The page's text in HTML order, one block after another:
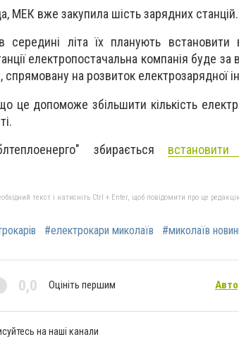
МЕК вже закупила шість зарядних станцій.
літа їх планують встановити
електропостачальна компанія буде за
спрямовану на розвиток електрозарядної
це допоможе збільшити кількість
збирається
текст і натисніть Ctrl + Enter, щоб повідомити про це
#електрокари миколаїв #миколаїв
0,0 Оцініть першим
на наші канали